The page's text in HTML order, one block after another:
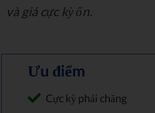
và giá cực kỳ ổn.
Ưu điểm
Cực kỳ phải chăng